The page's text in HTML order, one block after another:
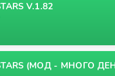
V.1.82
(МОД - МНОГО